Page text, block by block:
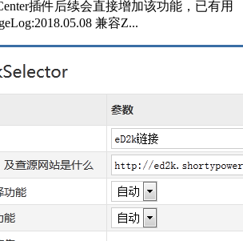
插件后续会直接增加该功能，已有用
兼容Z...